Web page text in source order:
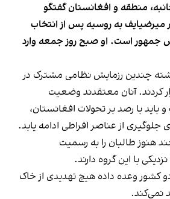
منطقه و افغانستان گفتگو
میرضیایف به روسیه پس از انتخاب
جمهور است. او صبح روز جمعه وارد
چندین رزمایش نظامی مشترک در
کردند. آنان معتقدند وضعیت
با رصد بر تحولات افغانستان،
جلوگیری از عناصر افراطی ادامه یابد.
هنوز طالبان را به رسمیت
با این گروه دارند.
کشور وعده داده هیچ تهدیدی از خاک
نمی‌کند.